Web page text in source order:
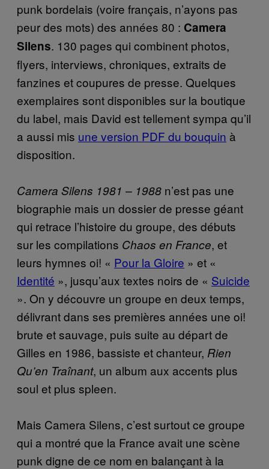
punk bordelais (voire français, n’ayons pas
peur des mots) des années 80 : Camera
Silens. 130 pages qui combinent photos,
flyers, interviews, chroniques, extraits de
fanzines et coupures de presse. Quelques
exemplaires sont disponibles sur la boutique
du label, mais David est tellement sympa qu’il
a aussi mis une version PDF du bouquin à
disposition.
Camera Silens 1981 – 1988 n’est pas une
biographie mais un dossier de presse géant
qui retrace l’histoire du groupe, des débuts
sur les compilations Chaos en France, et
leurs hymnes oi! « Pour la Gloire » et «
Identité », jusqu’aux textes noirs de « Suicide
». On y découvre un groupe en deux temps,
délivrant dans ses premières années une oi!
brute et sauvage, puis suite au départ de
Gilles en 1986, bassiste et chanteur, Rien
Qu’en Traînant, un album aux accents plus
soul et plus spleen.
Mais Camera Silens, c’est surtout ce groupe
qui a montré que la France avait une scène
punk digne de ce nom en balançant à la